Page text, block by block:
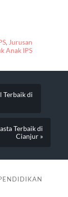
, Jurusan
Anak IPS
Terbaik di
Terbaik di
Cianjur »